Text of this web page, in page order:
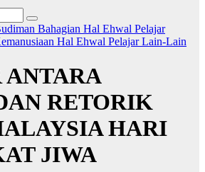
Bahagian Hal Ehwal Pelajar
Hal Ehwal PelajarLain-Lain
RETORIK
HARI
JIWA